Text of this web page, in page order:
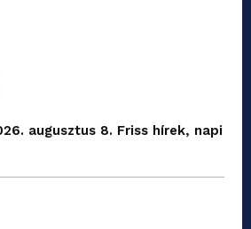
augusztus 8. Friss hírek, napi